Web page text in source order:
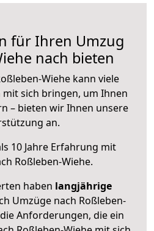
für Ihren Umzug
nach bieten
Wiehe kann viele
sich bringen, um Ihnen
– bieten wir Ihnen unsere
an.
10 Jahre Erfahrung mit
Roßleben-Wiehe.
haben langjährige
Umzüge nach Roßleben-
Anforderungen, die ein